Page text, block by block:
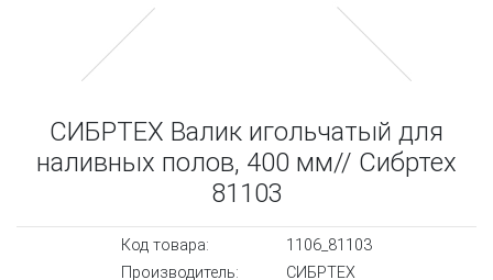
СИБРТЕХ Валик игольчатый для
наливных полов, 400 мм// Сибртех
81103
Код товара:
1106_81103
Производитель:
СИБРТЕХ